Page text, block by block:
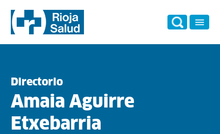
Directorio
Amaia Aguirre
Etxebarria